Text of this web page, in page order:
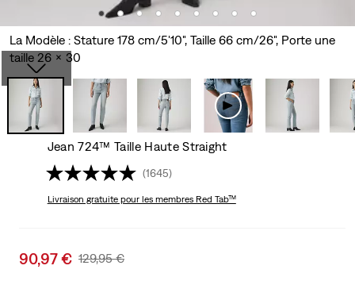
La Modèle : Stature 178 cm/5'10", Taille 66 cm/26", Porte une
taille 26 x 30
Jean 724™ Taille Haute Straight
(1645)
Livraison gratuitepour les membres Red Tab™
Sale
90,97 € Original
129,95 €